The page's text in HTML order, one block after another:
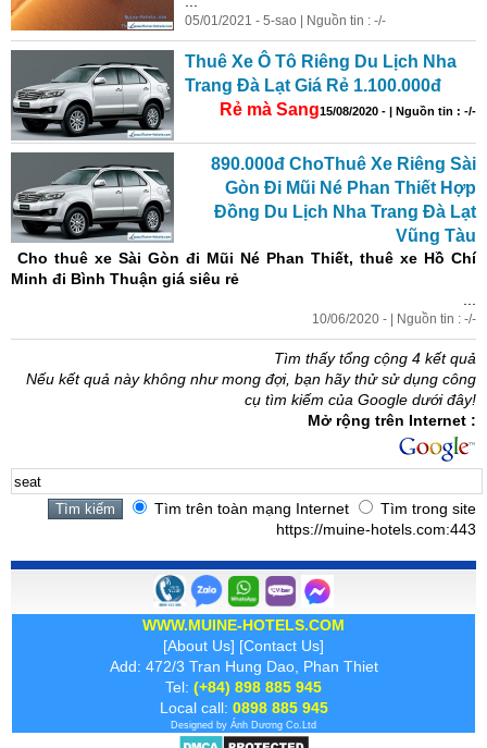
05/01/2021 - 5-sao | Nguồn tin : -/-
Thuê Xe Ô Tô Riêng Du Lịch Nha
Trang Đà Lạt Giá Rẻ 1.100.000đ
Rẻ mà Sang15/08/2020 - | Nguồn tin : -/-
890.000đ ChoThuê Xe Riêng Sài
Gòn Đi Mũi Né Phan Thiết Hợp
Đồng Du Lịch Nha Trang Đà Lạt
Vũng Tàu
Cho thuê xe Sài Gòn đi Mũi Né Phan Thiết, thuê xe Hồ Chí
Minh đi Bình Thuận giá siêu rẻ
10/06/2020 - | Nguồn tin : -/-
Tìm thấy tổng cộng 4 kết quả
Nếu kết quả này không như mong đợi, bạn hãy thử sử dụng công
cụ tìm kiếm của Google dưới đây!
Mở rộng trên Internet :
Tìm trên toàn mạng Internet
Tìm trong site
https://muine-hotels.com:443
WWW.MUINE-HOTELS.COM
[About Us] [Contact Us]
Add: 472/3 Tran Hung Dao, Phan Thiet
Tel: (+84) 898 885 945
Local call: 0898 885 945
Designed by Ánh Dương Co.Ltd